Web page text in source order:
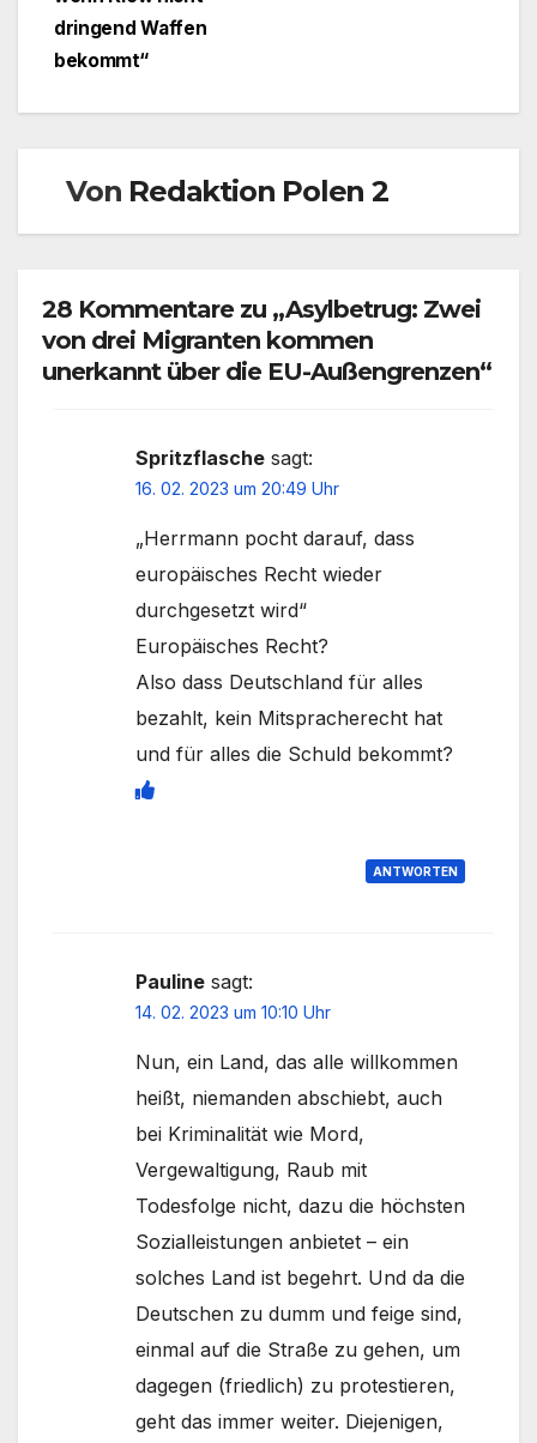
dringend Waffen
bekommt“
Von Redaktion Polen 2
28 Kommentare zu „Asylbetrug: Zwei
von drei Migranten kommen
unerkannt über die EU-Außengrenzen“
Spritzflasche sagt:
16. 02. 2023 um 20:49 Uhr
„Herrmann pocht darauf, dass
europäisches Recht wieder
durchgesetzt wird“
Europäisches Recht?
Also dass Deutschland für alles
bezahlt, kein Mitspracherecht hat
und für alles die Schuld bekommt?
ANTWORTEN
Pauline sagt:
14. 02. 2023 um 10:10 Uhr
Nun, ein Land, das alle willkommen
heißt, niemanden abschiebt, auch
bei Kriminalität wie Mord,
Vergewaltigung, Raub mit
Todesfolge nicht, dazu die höchsten
Sozialleistungen anbietet – ein
solches Land ist begehrt. Und da die
Deutschen zu dumm und feige sind,
einmal auf die Straße zu gehen, um
dagegen (friedlich) zu protestieren,
geht das immer weiter. Diejenigen,